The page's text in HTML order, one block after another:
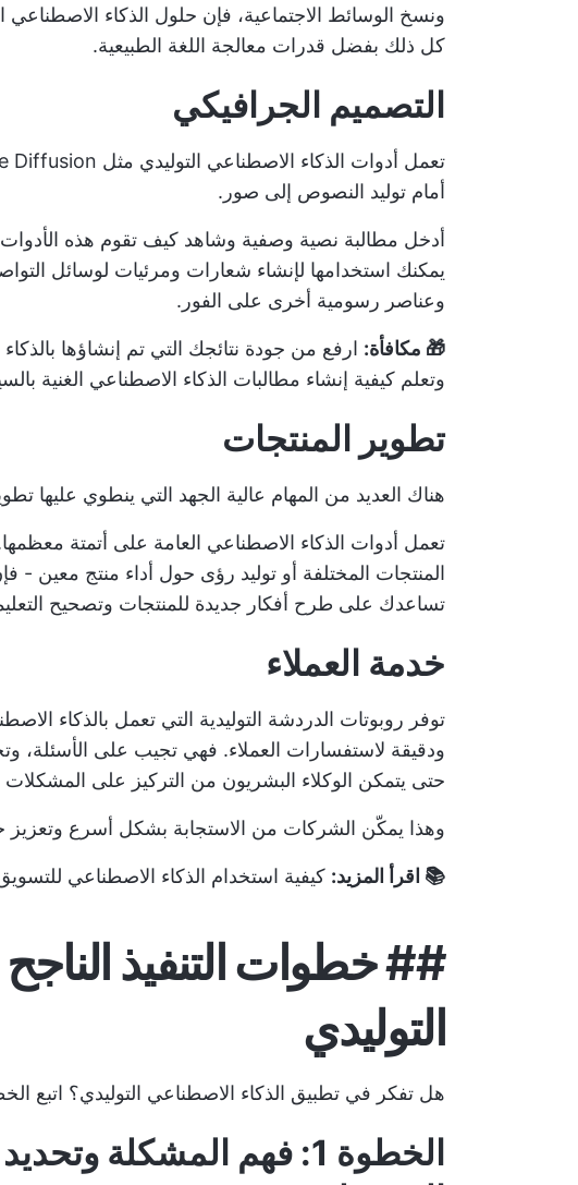
ونسخ الوسائط الاجتماعية، فإن حلول الذكاء الاصطناعي
كل ذلك بفضل قدرات معالجة اللغة الطبيعية.
التصميم الجرافيكي
أمام توليد النصوص إلى صور.
أدخل مطالبة نصية وصفية وشاهد كيف تقوم هذه
يمكنك استخدامها لإنشاء شعارات ومرئيات لوسائل
وعناصر رسومية أخرى على الفور.
🎁 مكافأة: ارفع من جودة نتائجك التي تم إنشاؤها
وتعلم كيفية إنشاء مطالبات الذكاء الاصطناعي الغنية بالسياق في 5
تطوير المنتجات
هناك العديد من المهام عالية الجهد التي ينطوي عليها
تعمل أدوات الذكاء الاصطناعي العامة على أتمتة
المنتجات المختلفة أو توليد رؤى حول أداء منتج معين -
تساعدك على طرح أفكار جديدة للمنتجات وتصحيح
خدمة العملاء
توفر روبوتات الدردشة التوليدية التي تعمل بالذكاء
ودقيقة لاستفسارات العملاء. فهي تجيب على الأسئلة،
حتى يتمكن الوكلاء البشريون من التركيز على المشكلات
وهذا يمكّن الشركات من الاستجابة بشكل أسرع وتعزيز
📚 اقرأ المزيد: كيفية استخدام الذكاء الاصطناعي
##خطوات التنفيذ
التوليدي
هل تفكر في تطبيق الذكاء الاصطناعي التوليدي؟ اتبع
الخطوة 1: فهم المشكلة